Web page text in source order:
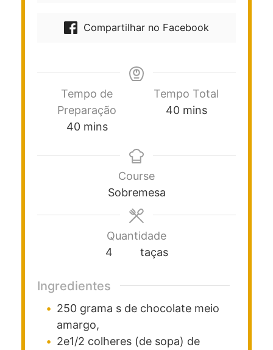
Compartilhar no Facebook
Tempo de
Preparação
40 mins
Tempo Total
40 mins
Course
Sobremesa
Quantidade
4
taças
Ingredientes
250 grama s de chocolate meio
amargo,
2e1/2 colheres (de sopa) de